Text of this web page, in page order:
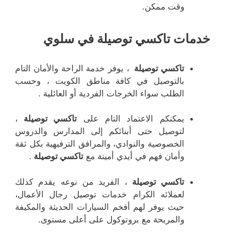
وقت ممكن.
خدمات تاكسي توصيلة في سلوي
تاكسي توصيلة ، يوفر خدمة الراحة والأمان التام
بالتوصيل في كافة مناطق الكويت ، وحسب
الطلب سواء الخرجات الفردية أو العائلية .
يمكنكم الاعتماد التام على تاكسي توصيلة ،
لتوصيل حتى أبنائكم إلى المدارس والدروس
الخصوصية والنوادي، والمرافق الترفيهية بكل ثقة
وأمان فهم في أيدي أمينة مع تاكسي توصيلة .
تاكسي توصيلة ، الفريد من نوعه يقدم كذلك
لعملائه الكرام خدمات توصيل رجال الأعمال،
حيث يوفر لهم أفخم السيارات الحديثة والمكيفة
والمريحة مع بروتوكول على أعلى مستوى.